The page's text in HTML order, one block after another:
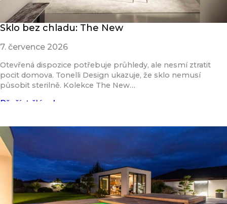
Sklo bez chladu: The New
7. července 2026
Otevřená dispozice potřebuje průhledy, ale nesmí ztratit
pocit domova. Tonelli Design ukazuje, že sklo nemusí
působit sterilně. Kolekce The New…
Přečíst článek